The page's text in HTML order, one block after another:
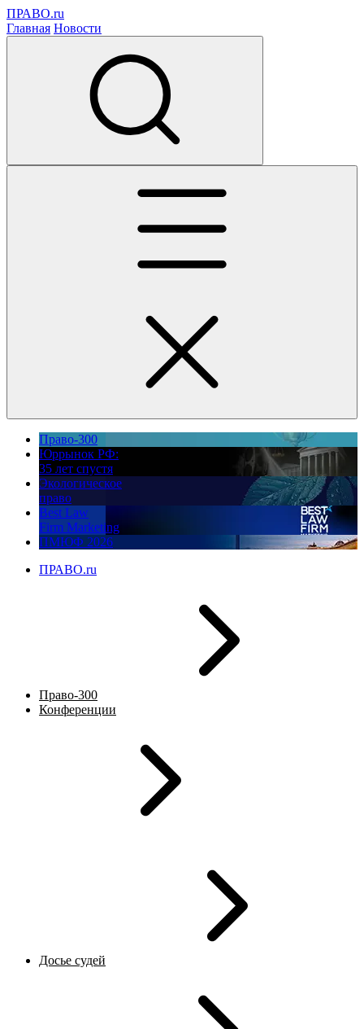
ПРАВО.ru
Главная Новости
Право-300
Юррынок РФ:
35 лет спустя
Экологическое
право
Best Law
Firm Marketing
ПМЮФ 2026
ПРАВО.ru
Право-300
Конференции
Досье судей